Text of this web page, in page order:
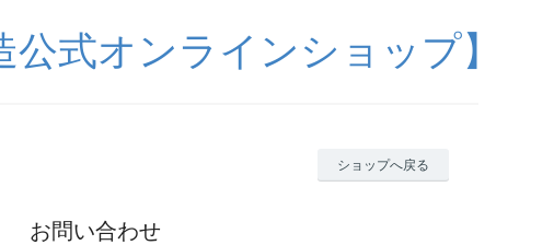
式オンラインショップ】
ショップへ戻る
お問い合わせ